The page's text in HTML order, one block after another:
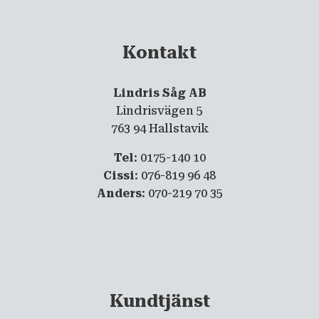
Kontakt
Lindris Såg AB
Lindrisvägen 5
763 94 Hallstavik
Tel: 0175-140 10
Cissi: 076-819 96 48
Anders: 070-219 70 35
Kundtjänst